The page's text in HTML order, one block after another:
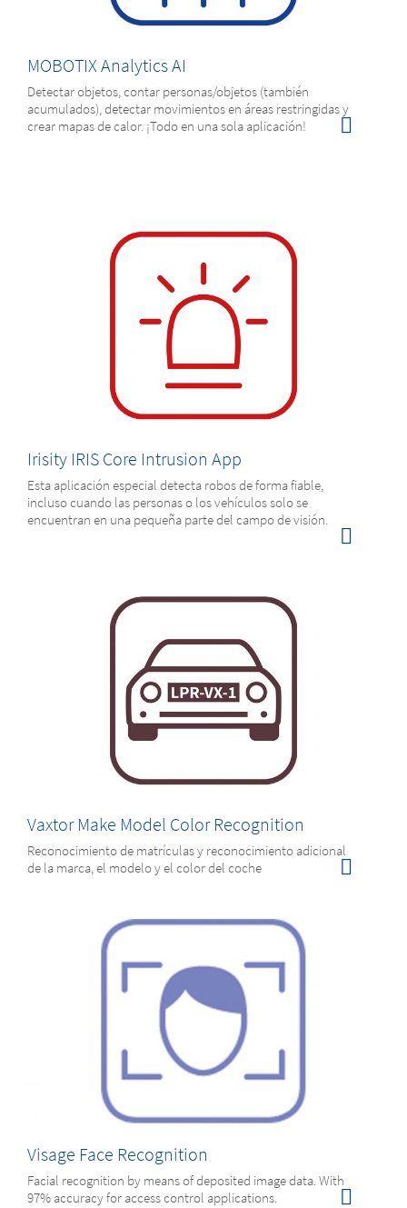
MOBOTIX Analytics AI
Detectar objetos, contar personas/objetos (también
acumulados), detectar movimientos en áreas restringidas y
crear mapas de calor. ¡Todo en una sola aplicación!
Irisity IRIS Core Intrusion App
Esta aplicación especial detecta robos de forma fiable,
incluso cuando las personas o los vehículos solo se
encuentran en una pequeña parte del campo de visión.
Vaxtor Make Model Color Recognition
Reconocimiento de matrículas y reconocimiento adicional
de la marca, el modelo y el color del coche
Visage Face Recognition
Facial recognition by means of deposited image data. With
97% accuracy for ac­cess control applications.